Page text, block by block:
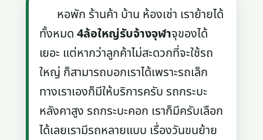
หอพัก ร้านค้า บ้าน ห้องเช่า เราย้ายได้
ทั้งหมด4ล้อใหญ่รับจ้างจุฬาจุของได้
เยอะ แต่หากว่าลูกค้าไม่สะดวกที่จะใช้รถ
ใหญ่ ก็สามารถบอกเราได้เพราะรถเล็ก
ทางเราเองก็มีให้บริการครับ รถกระบะ
หลังคาสูง รถกระบะคอก เราก็มีครับเลือก
ได้เลยเรามีรถหลายแบบ เรื่องวันขนย้าย